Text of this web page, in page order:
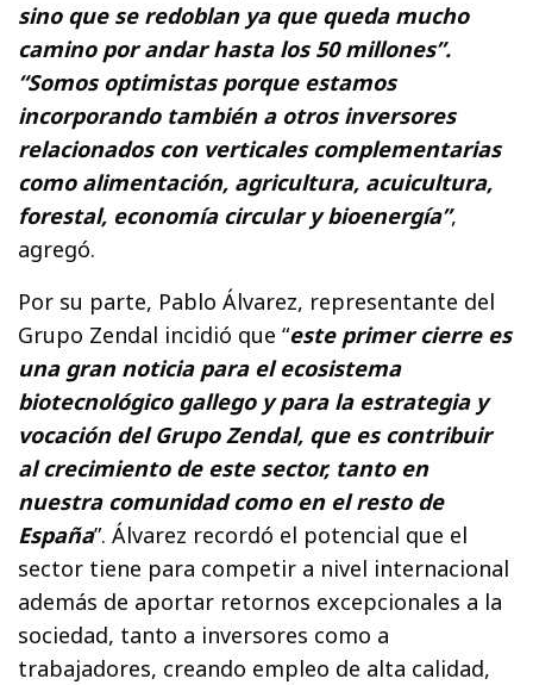
sino que se redoblan ya que queda mucho
camino por andar hasta los 50 millones”.
“Somos optimistas porque estamos
incorporando también a otros inversores
relacionados con verticales complementarias
como alimentación, agricultura, acuicultura,
forestal, economía circular y bioenergía”,
agregó.
Por su parte, Pablo Álvarez, representante del
Grupo Zendal incidió que “este primer cierre es
una gran noticia para el ecosistema
biotecnológico gallego y para la estrategia y
vocación del Grupo Zendal, que es contribuir
al crecimiento de este sector, tanto en
nuestra comunidad como en el resto de
España”. Álvarez recordó el potencial que el
sector tiene para competir a nivel internacional
además de aportar retornos excepcionales a la
sociedad, tanto a inversores como a
trabajadores, creando empleo de alta calidad,